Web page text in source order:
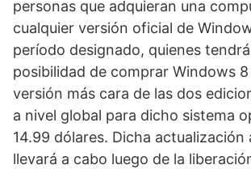
personas que adquieran una
cualquier versión oficial de
período designado, quienes
posibilidad de comprar Windows 8
versión más cara de las dos
a nivel global para dicho sistema
14.99 dólares. Dicha actualización
llevará a cabo luego de la